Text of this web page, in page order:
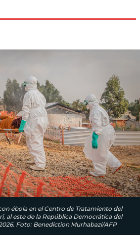
ébola en el Centro de Tratamiento del
al este de la República Democrática del
Foto: Benediction Murhabazi/AFP